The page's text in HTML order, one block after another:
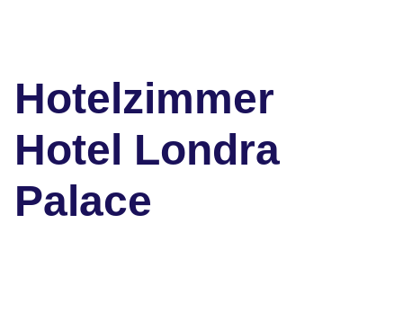
Hotelzimmer
Hotel Londra
Palace